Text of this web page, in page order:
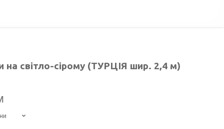
на світло-сірому (ТУРЦІЯ шир. 2,4 м)